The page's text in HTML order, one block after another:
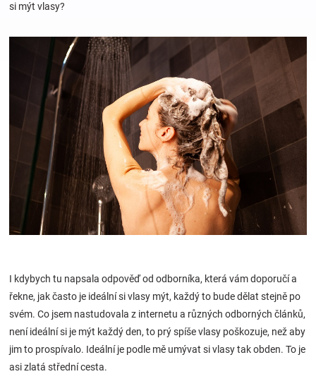
výbava
zábava
Těhotenské
Novinky
Značky
si mýt vlasy?
I kdybych tu napsala odpověď od odborníka, která vám doporučí a
řekne, jak často je ideální si vlasy mýt, každý to bude dělat stejně po
svém. Co jsem nastudovala z internetu a různých odborných článků,
není ideální si je mýt každý den, to prý spíše vlasy poškozuje, než aby
jim to prospívalo. Ideální je podle mě umývat si vlasy tak obden. To je
asi zlatá střední cesta.